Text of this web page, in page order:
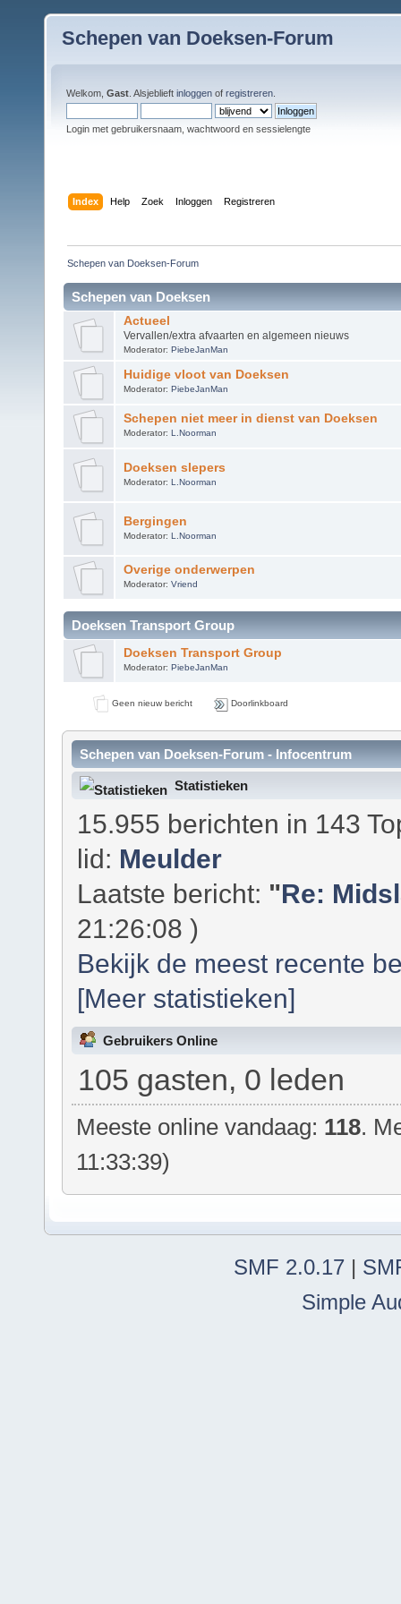
Schepen van Doeksen-Forum
Welkom, Gast . Alsjeblieft inloggen of registreren
Login met gebruikersnaam, wachtwoord en sessielengte
Index Help Zoek Inloggen Registreren
Schepen van Doeksen-Forum
Schepen van Doeksen
Actueel
Vervallen/extra afvaarten en algemeen nieuws
Moderator: PiebeJanMan
Huidige vloot van Doeksen
Moderator: PiebeJanMan
Schepen niet meer in dienst van Doeksen
Moderator: L.Noorman
Doeksen slepers
Moderator: L.Noorman
Bergingen
Moderator: L.Noorman
Overige onderwerpen
Moderator: Vriend
Doeksen Transport Group
Doeksen Transport Group
Moderator: PiebeJanMan
Geen nieuw bericht Doorlinkboard
Schepen van Doeksen-Forum - Infocentrum
Statistieken
15.955 berichten in 143
lid: Meulder
Laatste bericht: "Re:
21:26:08 )
Bekijk de meest recente
[Meer statistieken]
Gebruikers Online
105 gasten, 0 leden
Meeste online vandaag: 118.
11:33:39)
SMF 2.0.17 |
Simple